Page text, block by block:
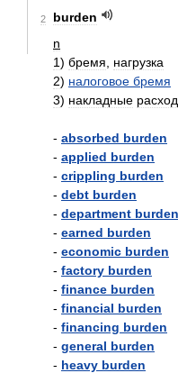
2
burden
n
1) бремя
нагрузка
2) налоговое бремя
3) накладные
- absorbed burden
- applied burden
- crippling burden
- debt burden
- department burden
- earned burden
- economic burden
- factory burden
- finance burden
- financial burden
- financing burden
- general burden
- heavy burden